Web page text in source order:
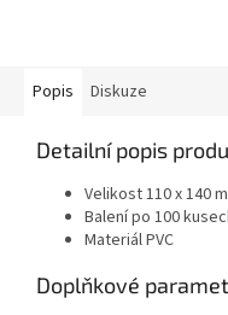
Popis Diskuze
Detailní popis
Velikost 110 x 140
Balení po 100
Materiál PVC
Doplňkové